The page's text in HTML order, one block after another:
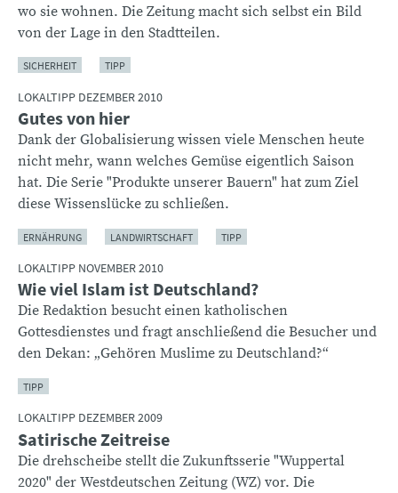
wo sie wohnen. Die Zeitung macht sich selbst ein Bild
von der Lage in den Stadtteilen.
SICHERHEIT TIPP
LOKALTIPP DEZEMBER 2010
Gutes von hier
Dank der Globalisierung wissen viele Menschen heute
nicht mehr, wann welches Gemüse eigentlich Saison
hat. Die Serie "Produkte unserer Bauern" hat zum Ziel
diese Wissenslücke zu schließen.
ERNÄHRUNG LANDWIRTSCHAFT TIPP
LOKALTIPP NOVEMBER 2010
Wie viel Islam ist Deutschland?
Die Redaktion besucht einen katholischen
Gottesdienstes und fragt anschließend die Besucher und
den Dekan: „Gehören Muslime zu Deutschland?“
TIPP
LOKALTIPP DEZEMBER 2009
Satirische Zeitreise
Die drehscheibe stellt die Zukunftsserie "Wuppertal
2020" der Westdeutschen Zeitung (WZ) vor. Die